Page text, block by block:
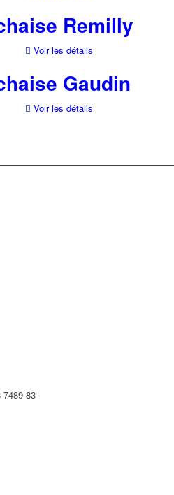
Remilly
Voir les détails
Gaudin
Voir les détails
83